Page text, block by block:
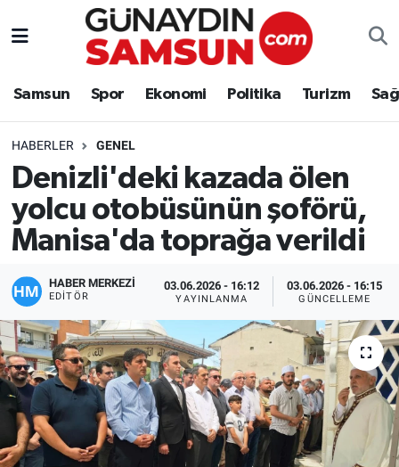
Samsun Spor Ekonomi Politika Turizm
HABERLER GENEL
Denizli'deki kazada ölen
yolcu otobüsünün şoförü,
Manisa'da toprağa verildi
HABER MERKEZİ
EDITÖR
03.06.2026 - 16:12
YAYINLANMA
03.06.2026 - 16:15
GÜNCELLEME
Samsun
Politika
Turizm
Sağlık
Eğitim
Yaşam
Kültür Sanat
Nöbetçi Eczaneler
Süper Lig Puan Durumu ve Fikstür
Tüm Manşetler
Son Dakika Haberleri
Haber Arşivi